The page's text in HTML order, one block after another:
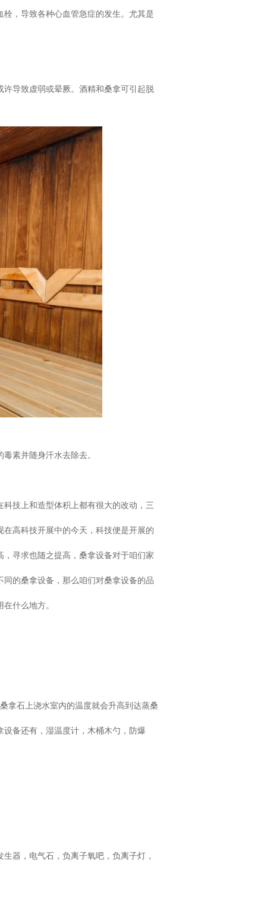
，导致各种心血管急症的发生。尤其是
导致虚弱或晕厥。酒精和桑拿可引起脱
素并随身汗水去除去。
技上和造型体积上都有很大的改动，三
高科技开展中的今天，科技便是开展的
寻求也随之提高，桑拿设备对于咱们家
的桑拿设备，那么咱们对桑拿设备的品
什么地方。
拿石上浇水室内的温度就会升高到达蒸桑
备还有，湿温度计，木桶木勺，防爆
器，电气石，负离子氧吧，负离子灯，